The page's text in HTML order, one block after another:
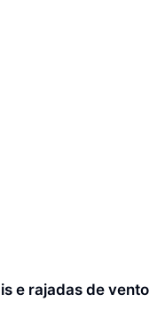
e rajadas de vento